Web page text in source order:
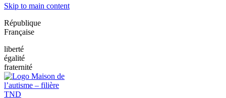
Skip to main content
République
Française
liberté
égalité
fraternité